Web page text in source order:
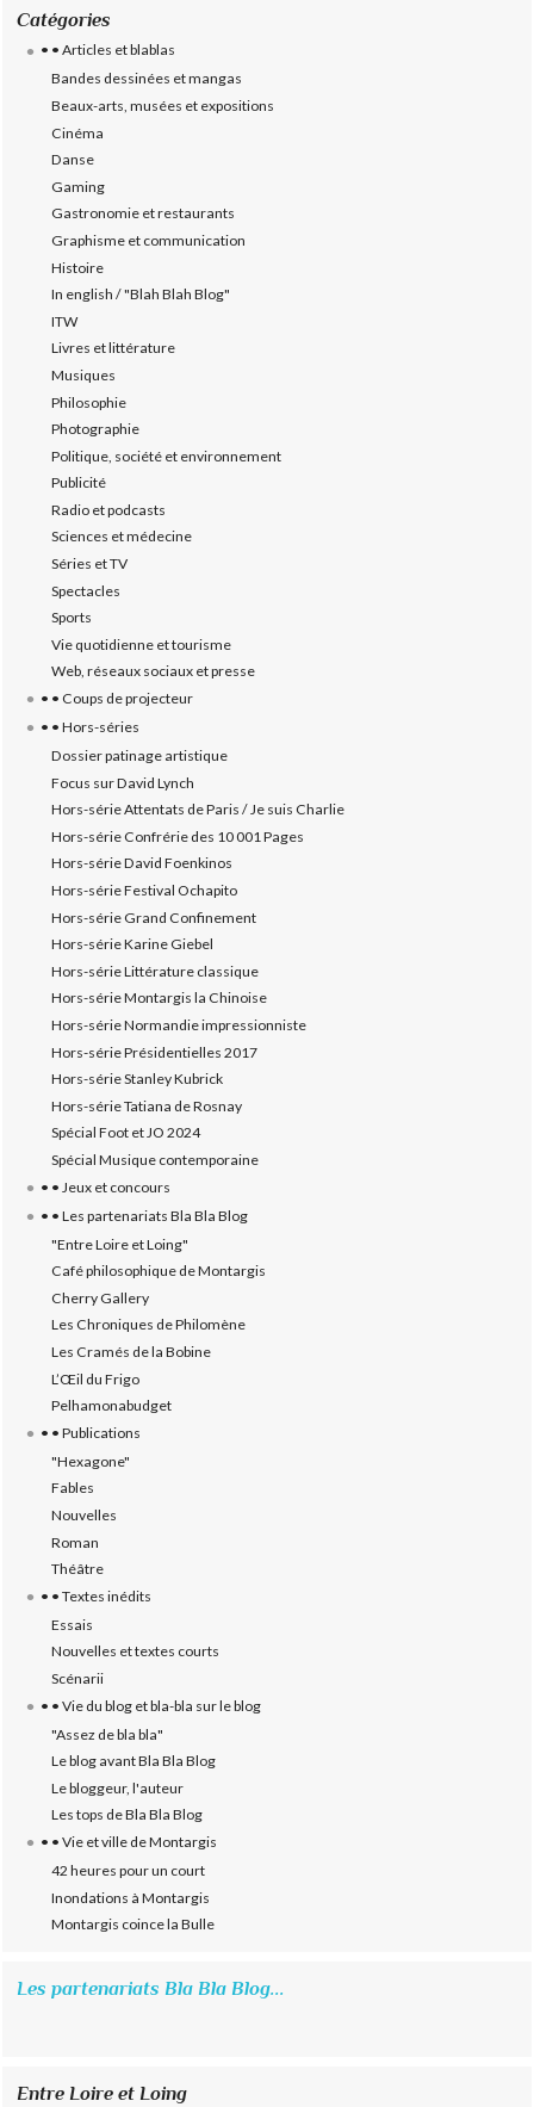
Catégories
• • Articles et blablas
Bandes dessinées et mangas
Beaux-arts, musées et expositions
Cinéma
Danse
Gaming
Gastronomie et restaurants
Graphisme et communication
Histoire
In english / "Blah Blah Blog"
ITW
Livres et littérature
Musiques
Philosophie
Photographie
Politique, société et environnement
Publicité
Radio et podcasts
Sciences et médecine
Séries et TV
Spectacles
Sports
Vie quotidienne et tourisme
Web, réseaux sociaux et presse
• • Coups de projecteur
• • Hors-séries
Dossier patinage artistique
Focus sur David Lynch
Hors-série Attentats de Paris / Je suis Charlie
Hors-série Confrérie des 10 001 Pages
Hors-série David Foenkinos
Hors-série Festival Ochapito
Hors-série Grand Confinement
Hors-série Karine Giebel
Hors-série Littérature classique
Hors-série Montargis la Chinoise
Hors-série Normandie impressionniste
Hors-série Présidentielles 2017
Hors-série Stanley Kubrick
Hors-série Tatiana de Rosnay
Spécial Foot et JO 2024
Spécial Musique contemporaine
• • Jeux et concours
• • Les partenariats Bla Bla Blog
"Entre Loire et Loing"
Café philosophique de Montargis
Cherry Gallery
Les Chroniques de Philomène
Les Cramés de la Bobine
L’‎Œil du Frigo
Pelhamonabudget
• • Publications
"Hexagone"
Fables
Nouvelles
Roman
Théâtre
• • Textes inédits
Essais
Nouvelles et textes courts
Scénarii
• • Vie du blog et bla-bla sur le blog
"Assez de bla bla"
Le blog avant Bla Bla Blog
Le bloggeur, l'auteur
Les tops de Bla Bla Blog
• • Vie et ville de Montargis
42 heures pour un court
Inondations à Montargis
Montargis coince la Bulle
Les partenariats Bla Bla Blog...
Entre Loire et Loing